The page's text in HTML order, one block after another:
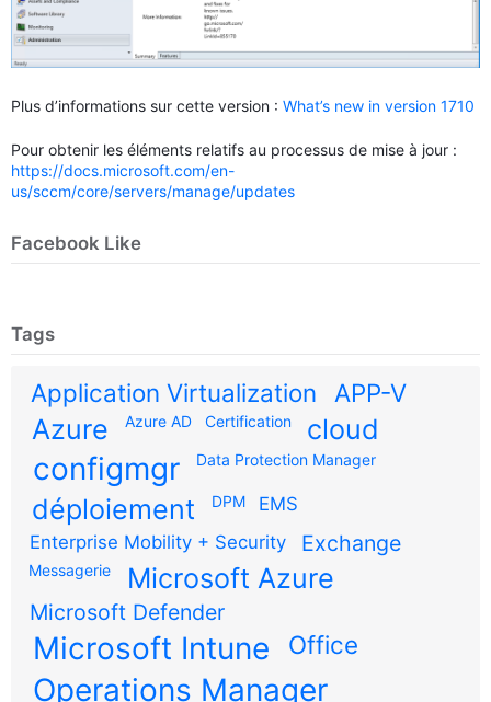
Plus d’informations sur cette version : What’s new in version 1710
Pour obtenir les éléments relatifs au processus de mise à jour :
https://docs.microsoft.com/en-
us/sccm/core/servers/manage/updates
Facebook Like
Tags
Application Virtualization APP-V
Azure Azure AD Certification cloud
configmgr Data Protection Manager
déploiement DPM
EMS
Enterprise Mobility + Security
Exchange
Messagerie Microsoft Azure
Microsoft Defender
Microsoft Intune Office
Operations Manager